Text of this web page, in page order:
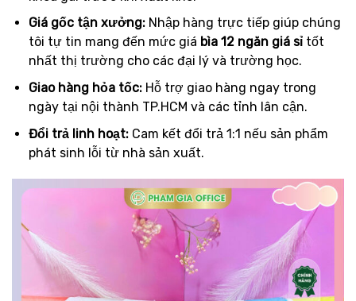
Giá gốc tận xưởng:Nhập hàng trực tiếp giúp chúng
tôi tự tin mang đến mức giá bìa 12 ngăn giá sỉtốt
nhất thị trường cho các đại lý và trường học.
Giao hàng hỏa tốc:Hỗ trợ giao hàng ngay trong
ngày tại nội thành TP.HCM và các tỉnh lân cận.
Đổi trả linh hoạt:Cam kết đổi trả 1:1 nếu sản phẩm
phát sinh lỗi từ nhà sản xuất.